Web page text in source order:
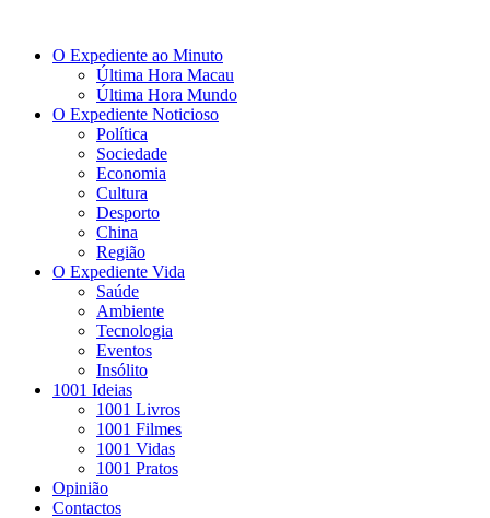
O Expediente ao Minuto
Última Hora Macau
Última Hora Mundo
O Expediente Noticioso
Política
Sociedade
Economia
Cultura
Desporto
China
Região
O Expediente Vida
Saúde
Ambiente
Tecnologia
Eventos
Insólito
1001 Ideias
1001 Livros
1001 Filmes
1001 Vidas
1001 Pratos
Opinião
Contactos